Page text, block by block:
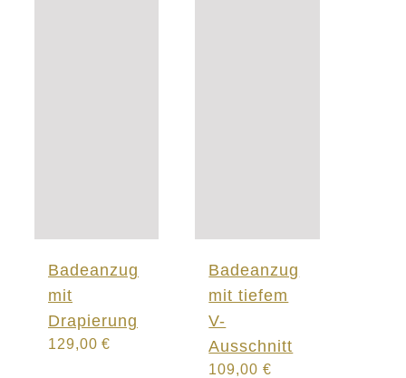
Badeanzug
mit
Drapierung
129,00€
Badeanzug
mit tiefem
V-
Ausschnitt
109,00 €